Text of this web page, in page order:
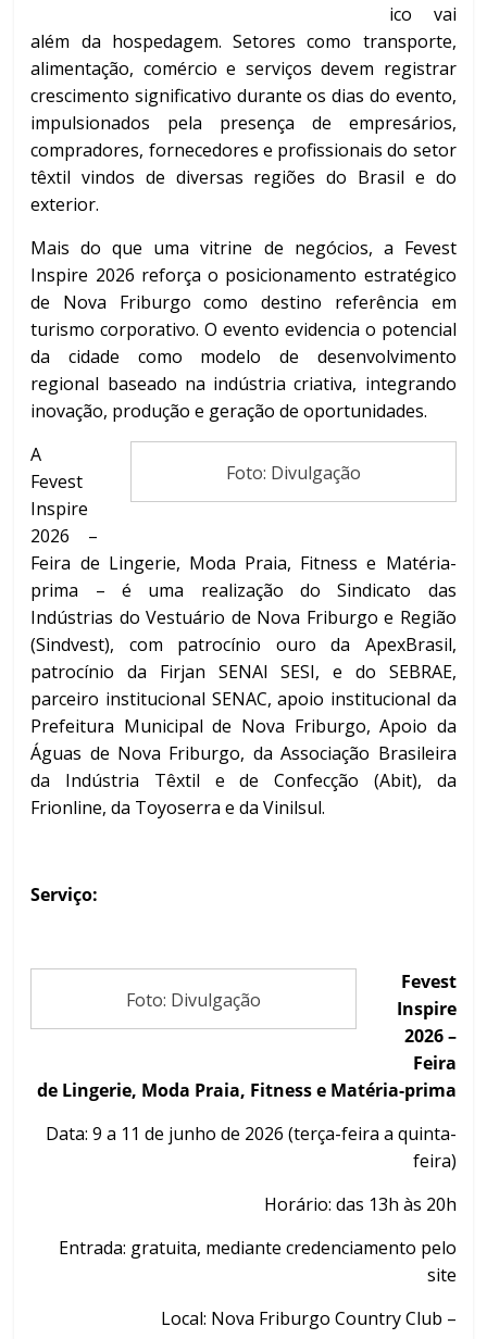
ico vai
além da hospedagem. Setores como transporte,
alimentação, comércio e serviços devem registrar
crescimento significativo durante os dias do evento,
impulsionados pela presença de empresários,
compradores, fornecedores e profissionais do setor
têxtil vindos de diversas regiões do Brasil e do
exterior.
Mais do que uma vitrine de negócios, a Fevest
Inspire 2026 reforça o posicionamento estratégico
de Nova Friburgo como destino referência em
turismo corporativo. O evento evidencia o potencial
da cidade como modelo de desenvolvimento
regional baseado na indústria criativa, integrando
inovação, produção e geração de oportunidades.
Foto: Divulgação
A
Fevest
Inspire
2026 –
Feira de Lingerie, Moda Praia, Fitness e Matéria-
prima – é uma realização do Sindicato das
Indústrias do Vestuário de Nova Friburgo e Região
(Sindvest), com patrocínio ouro da ApexBrasil,
patrocínio da Firjan SENAI SESI, e do SEBRAE,
parceiro institucional SENAC, apoio institucional da
Prefeitura Municipal de Nova Friburgo, Apoio da
Águas de Nova Friburgo, da Associação Brasileira
da Indústria Têxtil e de Confecção (Abit), da
Frionline, da Toyoserra e da Vinilsul.
Serviço:
Foto: Divulgação
Fevest
Inspire
2026 –
Feira
de Lingerie, Moda Praia, Fitness e Matéria-prima
Data: 9 a 11 de junho de 2026 (terça-feira a quinta-
feira)
Horário: das 13h às 20h
Entrada: gratuita, mediante credenciamento pelo
site
Local: Nova Friburgo Country Club –